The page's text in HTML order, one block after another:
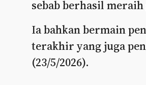
sebab berhasil meraih
Ia bahkan bermain
terakhir yang juga
(23/5/2026).